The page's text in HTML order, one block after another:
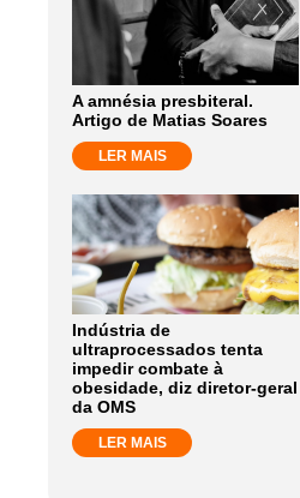
A amnésia presbiteral.
Artigo de Matias Soares
LER MAIS
Indústria de
ultraprocessados tenta
impedir combate à
obesidade, diz diretor-geral
da OMS
LER MAIS